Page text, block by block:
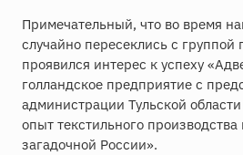
Примечательный, что во время
случайно пересеклись с группой
проявился интерес к успеху
голландское предприятие с
администрации Тульской
опыт текстильного производства
загадочной России».